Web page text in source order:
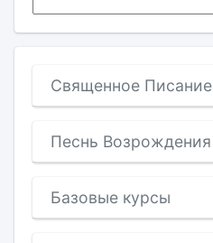
Священное Писание
Песнь Возрождения
Базовые курсы